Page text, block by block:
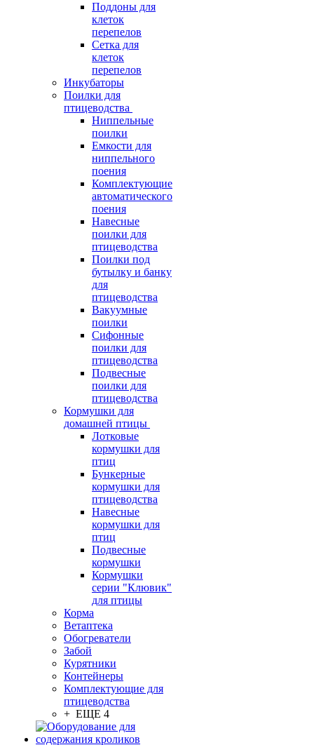
Поддоны для
клеток
перепелов
Сетка для
клеток
перепелов
Инкубаторы
Поилки для
птицеводства
Ниппельные
поилки
Емкости для
ниппельного
поения
Комплектующие
автоматического
поения
Навесные
поилки для
птицеводства
Поилки под
бутылку и банку
для
птицеводства
Вакуумные
поилки
Сифонные
поилки для
птицеводства
Подвесные
поилки для
птицеводства
Кормушки для
домашней птицы
Лотковые
кормушки для
птиц
Бункерные
кормушки для
птицеводства
Навесные
кормушки для
птиц
Подвесные
кормушки
Кормушки
серии "Клювик"
для птицы
Корма
Ветаптека
Обогреватели
Забой
Курятники
Контейнеры
Комплектующие для
птицеводства
+ ЕЩЕ 4